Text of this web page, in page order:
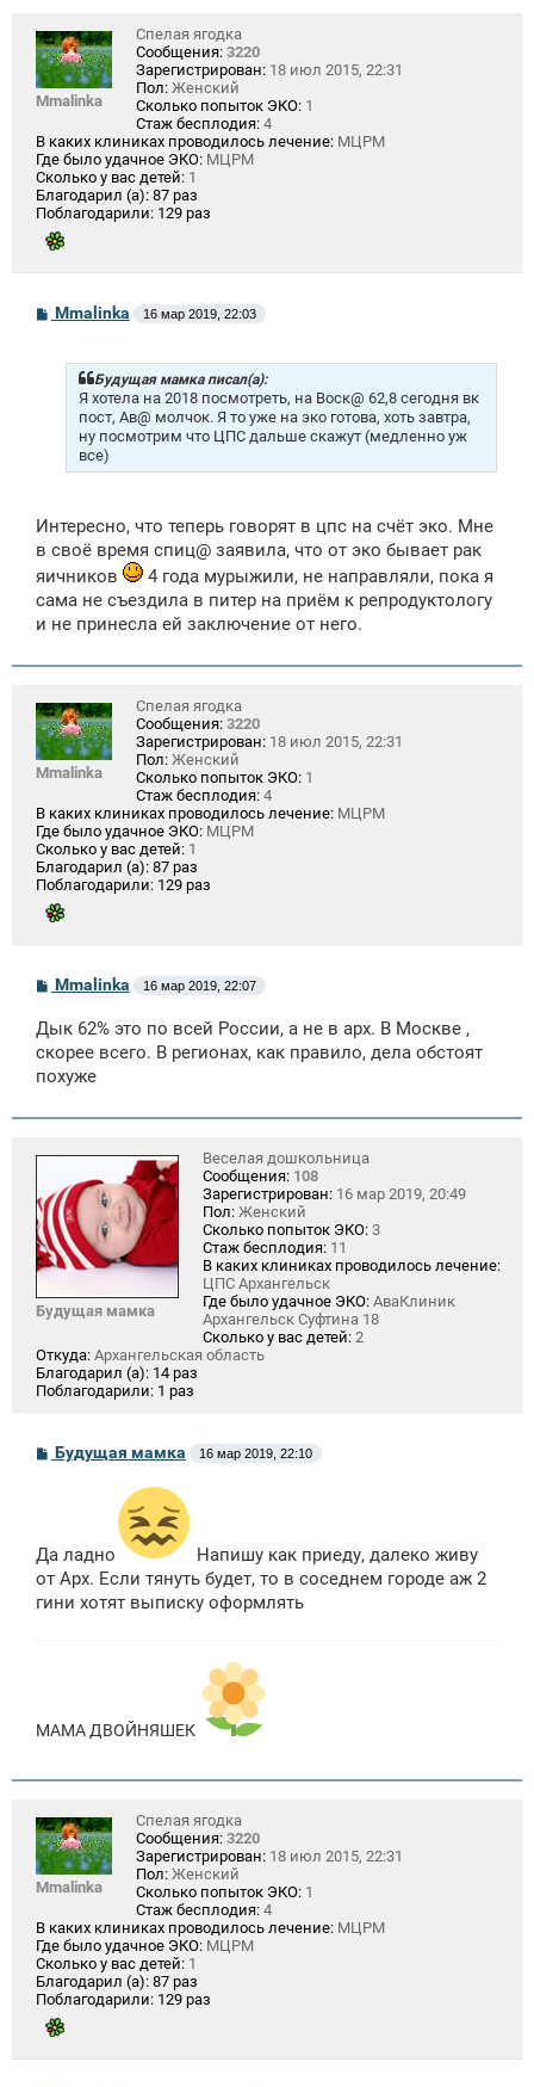
Mmalinka
Спелая ягодка
Сообщения: 3220
Зарегистрирован: 18 июл 2015, 22:31
Пол: Женский
Сколько попыток ЭКО: 1
Стаж бесплодия: 4
В каких клиниках проводилось лечение: МЦРМ
Где было удачное ЭКО: МЦРМ
Сколько у вас детей: 1
Благодарил (а): 87 раз
Поблагодарили: 129 раз
СMmalinka 16 мар 2019, 22:03
Будущая мамка писал(а):
Я хотела на 2018 посмотреть, на Воск@ 62,8 сегодня вк
пост, Ав@ молчок. Я то уже на эко готова, хоть завтра,
ну посмотрим что ЦПС дальше скажут (медленно уж
все)
Интересно, что теперь говорят в цпс на счёт эко. Мне
в своё время спиц@ заявила, что от эко бывает рак
яичников
4 года мурыжили, не направляли, пока я
сама не съездила в питер на приём к репродуктологу
и не принесла ей заключение от него.
Mmalinka
Спелая ягодка
Сообщения: 3220
Зарегистрирован: 18 июл 2015, 22:31
Пол: Женский
Сколько попыток ЭКО: 1
Стаж бесплодия: 4
В каких клиниках проводилось лечение: МЦРМ
Где было удачное ЭКО: МЦРМ
Сколько у вас детей: 1
Благодарил (а): 87 раз
Поблагодарили: 129 раз
С
о
б
щ
н
е
Mmalinka 16 мар 2019, 22:07
Дык 62% это по всей России, а не в арх. В Москве ,
скорее всего. В регионах, как правило, дела обстоят
похуже
Будущая мамка
Веселая дошкольница
Сообщения: 108
Зарегистрирован: 16 мар 2019, 20:49
Пол: Женский
Сколько попыток ЭКО: 3
Стаж бесплодия: 11
В каких клиниках проводилось лечение:
ЦПС Архангельск
Где было удачное ЭКО: АваКлиник
Архангельск Суфтина 18
Сколько у вас детей: 2
Откуда: Архангельская область
Благодарил (а): 14 раз
Поблагодарили: 1 раз
С
о
н
и
е
Будущая мамка 16 мар 2019, 22:10
Да ладно
Напишу как приеду, далеко живу
от Арх. Если тянуть будет, то в соседнем городе аж 2
гини хотят выписку оформлять
МАМА ДВОЙНЯШЕК
Mmalinka
Спелая ягодка
Сообщения: 3220
Зарегистрирован: 18 июл 2015, 22:31
Пол: Женский
Сколько попыток ЭКО: 1
Стаж бесплодия: 4
В каких клиниках проводилось лечение: МЦРМ
Где было удачное ЭКО: МЦРМ
Сколько у вас детей: 1
Благодарил (а): 87 раз
Поблагодарили: 129 раз